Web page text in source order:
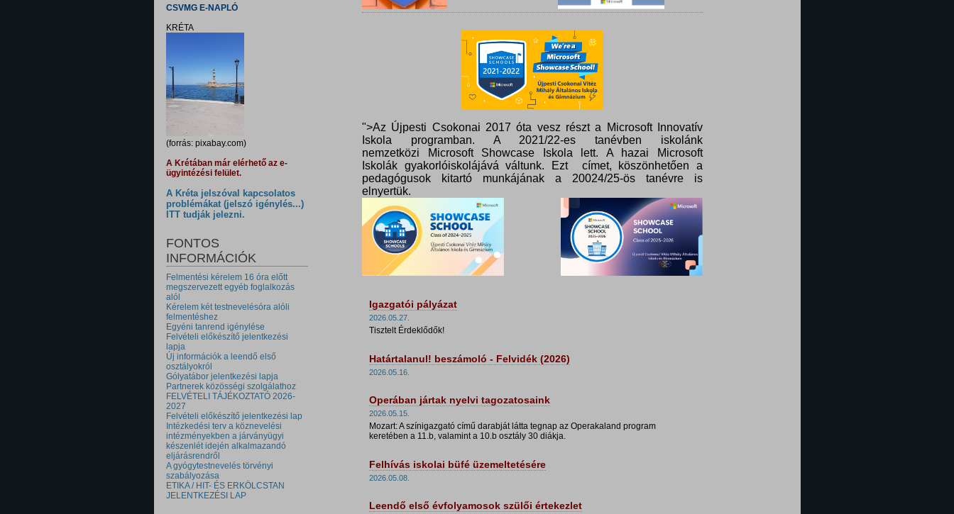
CSVMG E-NAPLÓ
KRÉTA
(forrás: pixabay.com)
A Krétában már elérhető az e-
ügyintézési felület.
A Kréta jelszóval kapcsolatos
problémákat (jelszó igénylés...)
ITT tudják jelezni.
FONTOS
INFORMÁCIÓK
Felmentési kérelem 16 óra előtt
megszervezett egyéb foglalkozás
alól
Kérelem két testnevelésóra alóli
felmentéshez
Egyéni tanrend igénylése
Felvételi előkészítő jelentkezési
lapja
Új információk a leendő első
osztályokról
Gólyatábor jelentkezési lapja
Partnerek közösségi szolgálathoz
FELVÉTELI TÁJÉKOZTATÓ 2026-
2027
Felvételi előkészítő jelentkezési lap
Intézkedési terv a köznevelési
intézményekben a járványügyi
készenlét idején alkalmazandó
eljárásrendről
A gyógytestnevelés törvényi
szabályozása
ETIKA / HIT- ÉS ERKÖLCSTAN
JELENTKEZÉSI LAP
">Az Újpesti Csokonai 2017 óta vesz részt a Microsoft Innovatív
Iskola programban. A 2021/22-es tanévben iskolánk
nemzetközi Microsoft Showcase Iskola lett. A hazai Microsoft
Iskolák gyakorlóiskolájává váltunk. Ezt címet, köszönhetően a
pedagógusok kitartó munkájának a 20024/25-ös tanévre is
elnyertük.
Igazgatói pályázat
2026.05.27.
Tisztelt Érdeklődők!
Határtalanul! beszámoló - Felvidék (2026)
2026.05.16.
Operában jártak nyelvi tagozatosaink
2026.05.15.
Mozart: A színigazgató című darabját látta tegnap az Operakaland program
keretében a 11.b, valamint a 10.b osztály 30 diákja.
Felhívás iskolai büfé üzemeltetésére
2026.05.08.
Leendő első évfolyamosok szülői értekezlet